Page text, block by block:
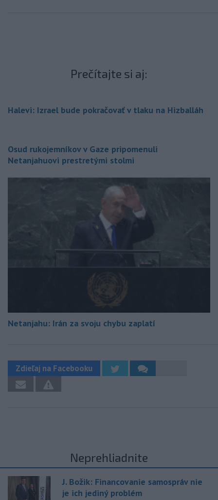
Prečítajte si aj:
Halevi: Izrael bude pokračovať v tlaku na Hizballáh
Osud rukojemníkov v Gaze pripomenuli
Netanjahuovi prestretými stolmi
Netanjahu: Irán za svoju chybu zaplatí
Zdieľaj na Facebooku
Neprehliadnite
J. Božik: Financovanie samospráv nie
je ich jediný problém